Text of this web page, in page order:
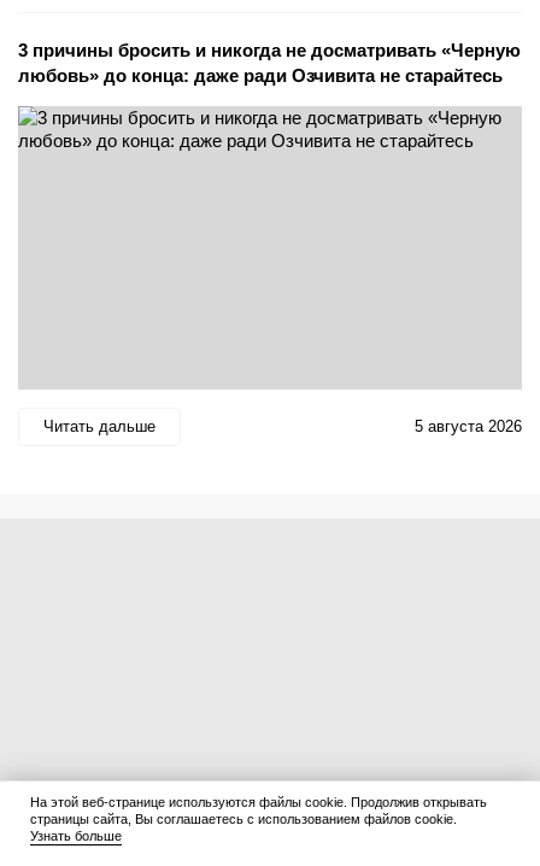
3 причины бросить и никогда не досматривать «Черную
любовь» до конца: даже ради Озчивита не старайтесь
Читать дальше 5 августа 2026
На этой веб-странице используются файлы cookie. Продолжив открывать
страницы сайта, Вы соглашаетесь с использованием файлов cookie.
Узнать больше